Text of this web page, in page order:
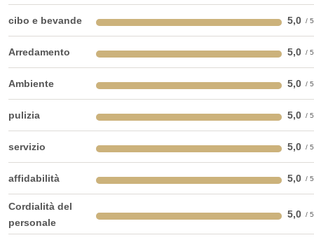
building
Accessibile: sì
cibo e bevande 5,0
Arredamento 5,0
Ambiente 5,0
pulizia 5,0
servizio 5,0
affidabilità 5,0
Cordialità del
personale
5,0